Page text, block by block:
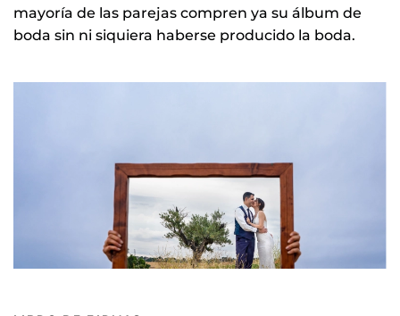
mayoría de las parejas compren ya su álbum de
boda sin ni siquiera haberse producido la boda.